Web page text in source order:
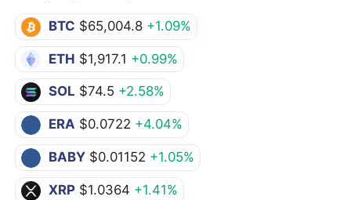
BTC $65,004.8 +1.09%
ETH $1,917.1 +0.99%
SOL $74.5 +2.58%
ERA $0.0722 +4.04%
BABY $0.01152 +1.05%
XRP $1.0364 +1.41%